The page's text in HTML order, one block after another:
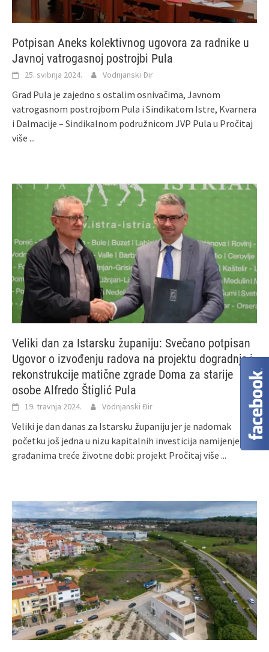
Potpisan Aneks kolektivnog ugovora za radnike u
Javnoj vatrogasnoj postrojbi Pula
25. svibnja 2024. Vodnjanski Đir
Grad Pula je zajedno s ostalim osnivačima, Javnom
vatrogasnom postrojbom Pula i Sindikatom Istre, Kvarnera
i Dalmacije – Sindikalnom podružnicom JVP Pula u Pročitaj
više ...
Veliki dan za Istarsku županiju: Svečano potpisan
Ugovor o izvođenju radova na projektu dogradnje i
rekonstrukcije matične zgrade Doma za starije
osobe Alfredo Štiglić Pula
19. travnja 2024. Vodnjanski Đir
Veliki je dan danas za Istarsku županiju jer je nadomak
početku još jedna u nizu kapitalnih investicija namijenjena
građanima treće životne dobi: projekt Pročitaj više ...